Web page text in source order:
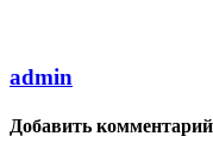
admin
Добавить комментарий